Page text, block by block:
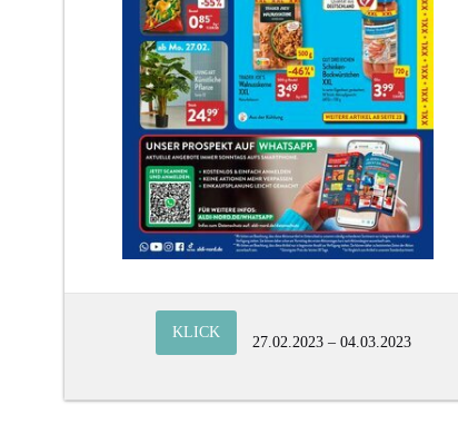
KLICK
27.02.2023 – 04.03.2023